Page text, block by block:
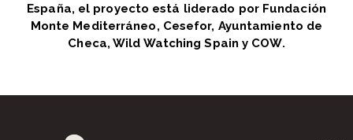
España, el proyecto está liderado por Fundación
Monte Mediterráneo, Cesefor, Ayuntamiento de
Checa, Wild Watching Spain y COW.